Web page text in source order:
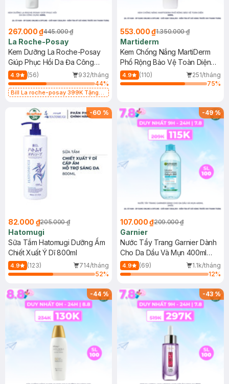
267.000 ₫445.000 ₫
La Roche-Posay
Kem Dưỡng La Roche-Posay
Giúp Phục Hồi Da Đa Công
Dụng 40ml
4.9 (56)
932/tháng
44%
Bill La roche-posay 399K Tặng
(SL có hạn)
553.000 ₫1.350.000 ₫
Martiderm
Kem Chống Nắng MartiDerm
Phổ Rộng Bảo Vệ Toàn Diện
40ml
4.9 (110)
251/tháng
75%
-60 %
82.000 ₫205.000 ₫
Hatomugi
Sữa Tắm Hatomugi Dưỡng Ẩm
Chiết Xuất Ý Dĩ 800ml
4.9 (123)
714/tháng
52%
-49%
107.000 ₫209.000 ₫
Garnier
Nước Tẩy Trang Garnier Dành
Cho Da Dầu Và Mụn 400ml
(Mới)
4.9 (69)
1.1k/tháng
12%
-44% -43%